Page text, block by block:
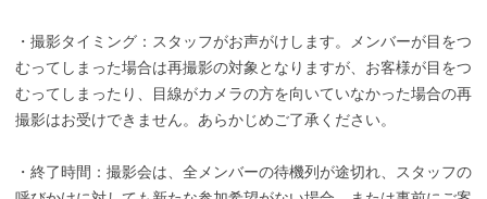
・撮影タイミング：スタッフがお声がけします。メンバーが目をつ
むってしまった場合は再撮影の対象となりますが、お客様が目をつ
むってしまったり、目線がカメラの方を向いていなかった場合の再
撮影はお受けできません。あらかじめご了承ください。
・終了時間：撮影会は、全メンバーの待機列が途切れ、スタッフの